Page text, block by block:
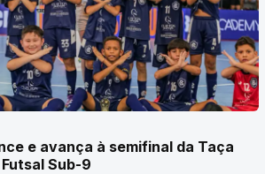
e avança à semifinal da Taça
Sub-9